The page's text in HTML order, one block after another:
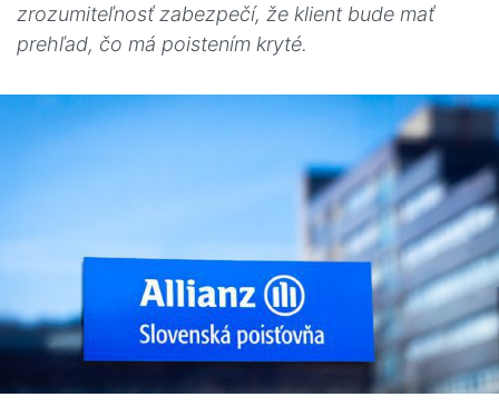
zrozumiteľnosť zabezpečí, že klient bude mať
prehľad, čo má poistením kryté.